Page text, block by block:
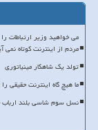
می خواهید وزیر ارتباطات
مردم از اینترنت کوتاه نمی
تولد یک شاهکار مینیاتوری
ما هیچ گاه اینترنت حقیقی
نسل سوم شاسی بلند ارباب